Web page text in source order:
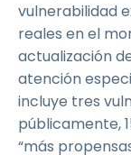
vulnerabilidad
reales en el
actualización
atención
incluye tres
públicamente,
“más